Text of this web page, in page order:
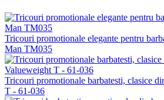
Tricouri promotionale elegante pentru
Man TM035
Tricouri promotionale barbatesti, clasice
T - 61-036